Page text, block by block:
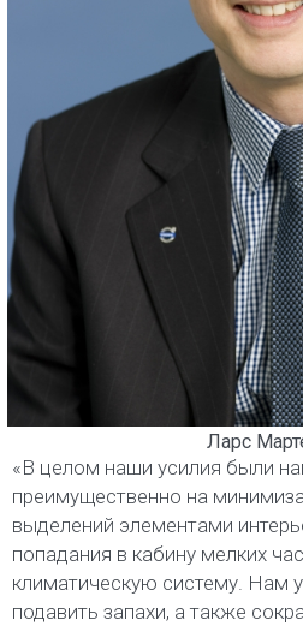
Ларс
«В целом наши усилия были
преимущественно на
выделений элементами
попадания в кабину мелких
климатическую систему. Нам
подавить запахи, а также